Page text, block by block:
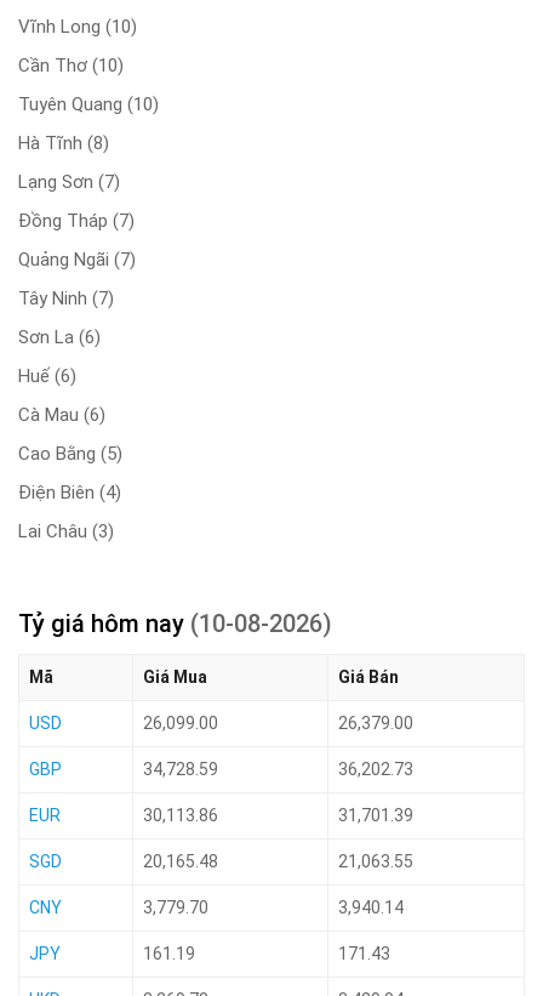
Vĩnh Long (10)
Cần Thơ (10)
Tuyên Quang (10)
Hà Tĩnh (8)
Lạng Sơn (7)
Đồng Tháp (7)
Quảng Ngãi (7)
Tây Ninh (7)
Sơn La (6)
Huế (6)
Cà Mau (6)
Cao Bằng (5)
Điện Biên (4)
Lai Châu (3)
Tỷ giá hôm nay (10-08-2026)
Mã Giá Mua Giá Bán
USD 26,099.00 26,379.00
GBP 34,728.59 36,202.73
EUR 30,113.86 31,701.39
SGD 20,165.48 21,063.55
CNY 3,779.70 3,940.14
JPY 161.19 171.43